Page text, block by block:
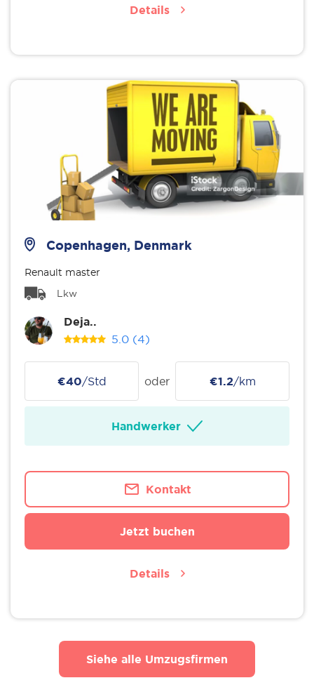
Details
Copenhagen, Denmark
Renault master
Lkw
Deja..
5.0 (4)
€40/Std oder €1.2/km
Handwerker
Kontakt
Jetzt buchen
Details
Siehe alle Umzugsfirmen